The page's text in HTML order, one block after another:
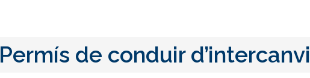
Permís de conduir d’intercanvi